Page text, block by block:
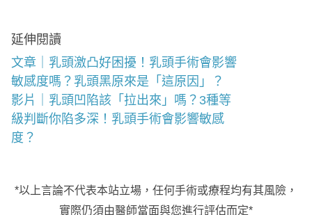
延伸閱讀
文章｜乳頭激凸好困擾！乳頭手術會影響
敏感度嗎？乳頭黑原來是「這原因」？
影片｜乳頭凹陷該「拉出來」嗎？3種等
級判斷你陷多深！乳頭手術會影響敏感
度？
*以上言論不代表本站立場，任何手術或療程均有其風險，
實際仍須由醫師當面與您進行評估而定*